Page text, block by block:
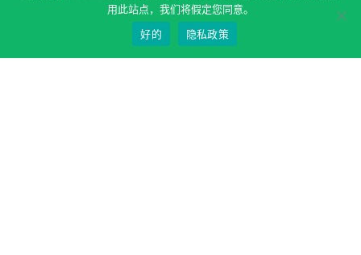
用此站点，我们将假定您同意。
好的
隐私政策